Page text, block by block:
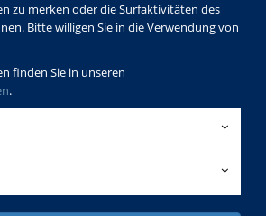
zu merken oder die Surfaktivitäten des
Bitte willigen Sie in die Verwendung von
finden Sie in unseren
.